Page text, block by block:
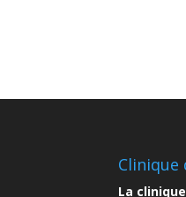
Clinique
La